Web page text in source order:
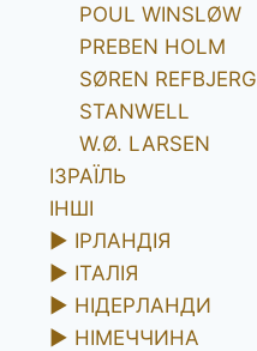
POUL WINSLØW
PREBEN HOLM
SØREN REFBJERG
STANWELL
W.Ø. LARSEN
ІЗРАЇЛЬ
ІНШІ
► ІРЛАНДІЯ
► ІТАЛІЯ
► НІДЕРЛАНДИ
► НІМЕЧЧИНА